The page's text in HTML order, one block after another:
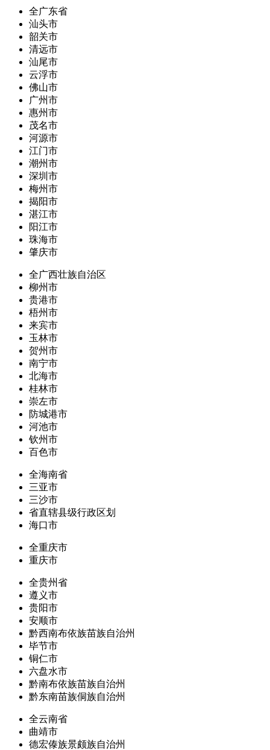
全广东省
汕头市
韶关市
清远市
汕尾市
云浮市
佛山市
广州市
惠州市
茂名市
河源市
江门市
潮州市
深圳市
梅州市
揭阳市
湛江市
阳江市
珠海市
肇庆市
全广西壮族自治区
柳州市
贵港市
梧州市
来宾市
玉林市
贺州市
南宁市
北海市
桂林市
崇左市
防城港市
河池市
钦州市
百色市
全海南省
三亚市
三沙市
省直辖县级行政区划
海口市
全重庆市
重庆市
全贵州省
遵义市
贵阳市
安顺市
黔西南布依族苗族自治州
毕节市
铜仁市
六盘水市
黔南布依族苗族自治州
黔东南苗族侗族自治州
全云南省
曲靖市
德宏傣族景颇族自治州